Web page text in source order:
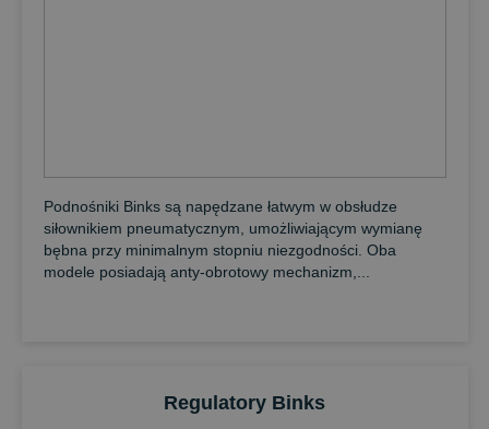
Podnośniki Binks są napędzane łatwym w obsłudze
siłownikiem pneumatycznym, umożliwiającym wymianę
bębna przy minimalnym stopniu niezgodności. Oba
modele posiadają anty-obrotowy mechanizm,...
Regulatory Binks